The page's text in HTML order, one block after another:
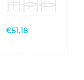
View
€51,18